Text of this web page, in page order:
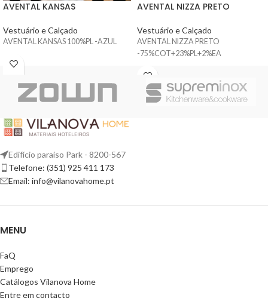
AVENTAL KANSAS
Vestuário e Calçado
AVENTAL KANSAS 100%PL -AZUL
AVENTAL NIZZA PRETO
Vestuário e Calçado
AVENTAL NIZZA PRETO
-75%COT+23%PL+2%EA
Edifício paraíso Park - 8200-567
Telefone: (351) 925 411 173
Email: info@vilanovahome.pt
MENU
FaQ
Emprego
Catálogos Vilanova Home
Entre em contacto